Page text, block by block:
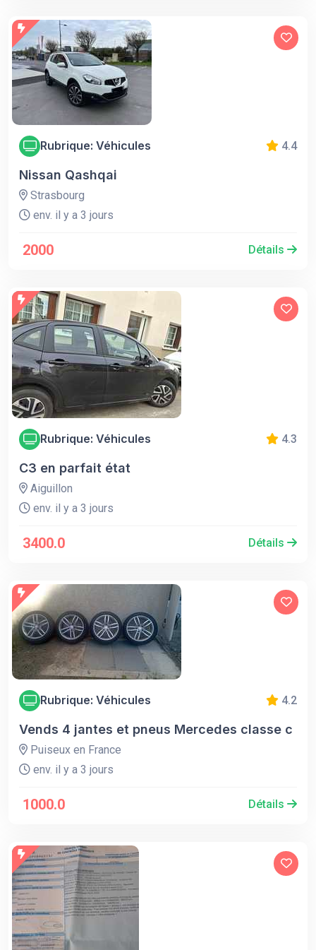
Rubrique: Véhicules 4.4
Nissan Qashqai
Strasbourg
env. il y a 3 jours
2000 Détails
Rubrique: Véhicules 4.3
C3 en parfait état
Aiguillon
env. il y a 3 jours
3400.0 Détails
Rubrique: Véhicules 4.2
Vends 4 jantes et pneus Mercedes classe c
Puiseux en France
env. il y a 3 jours
1000.0 Détails